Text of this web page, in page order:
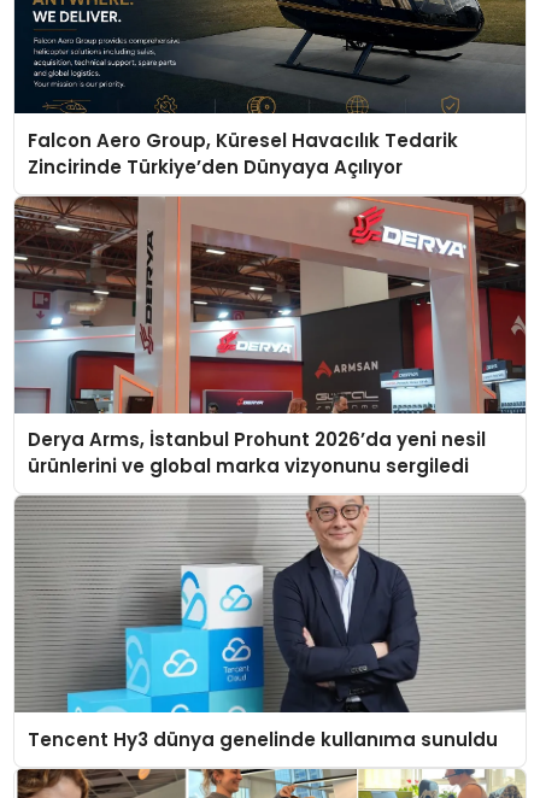
Falcon Aero Group, Küresel Havacılık Tedarik
Zincirinde Türkiye’den Dünyaya Açılıyor
Derya Arms, İstanbul Prohunt 2026’da yeni nesil
ürünlerini ve global marka vizyonunu sergiledi
Tencent Hy3 dünya genelinde kullanıma sunuldu